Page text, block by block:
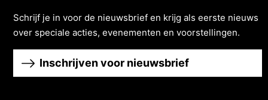
Schrĳf je in voor de nieuwsbrief en krĳg als eerste nieuws
over speciale acties, evenementen en voorstellingen.
Inschrijven voor nieuwsbrief